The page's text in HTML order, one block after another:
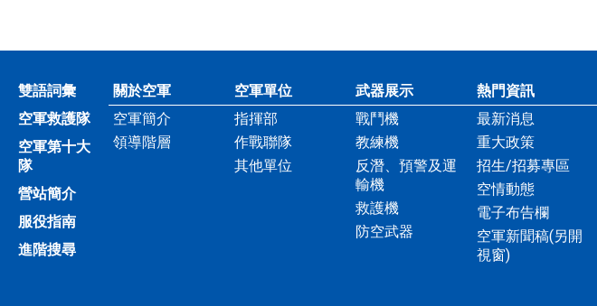
雙語詞彙
空軍救護隊
空軍第十大
隊
營站簡介
服役指南
進階搜尋
關於空軍
空軍簡介
領導階層
空軍單位
指揮部
作戰聯隊
其他單位
武器展示
戰鬥機
教練機
反潛、預警及運
輸機
救護機
防空武器
熱門資訊
最新消息
重大政策
招生/招募專區
空情動態
電子布告欄
空軍新聞稿(另開
視窗)